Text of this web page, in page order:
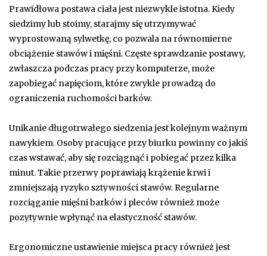
Prawidłowa postawa ciała jest niezwykle istotna. Kiedy
siedzimy lub stoimy, starajmy się utrzymywać
wyprostowaną sylwetkę, co pozwala na równomierne
obciążenie stawów i mięśni. Częste sprawdzanie postawy,
zwłaszcza podczas pracy przy komputerze, może
zapobiegać napięciom, które zwykle prowadzą do
ograniczenia ruchomości barków.
Unikanie długotrwałego siedzenia jest kolejnym ważnym
nawykiem. Osoby pracujące przy biurku powinny co jakiś
czas wstawać, aby się rozciągnąć i pobiegać przez kilka
minut. Takie przerwy poprawiają krążenie krwi i
zmniejszają ryzyko sztywności stawów. Regularne
rozciąganie mięśni barków i pleców również może
pozytywnie wpłynąć na elastyczność stawów.
Ergonomiczne ustawienie miejsca pracy również jest